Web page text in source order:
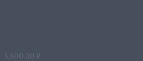
3,600.00 ₽